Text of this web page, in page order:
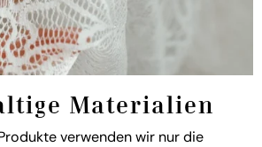
Materialien
verwenden wir nur die